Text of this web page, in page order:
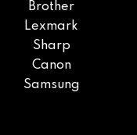
Brother
Lexmark
Sharp
Canon
Samsung